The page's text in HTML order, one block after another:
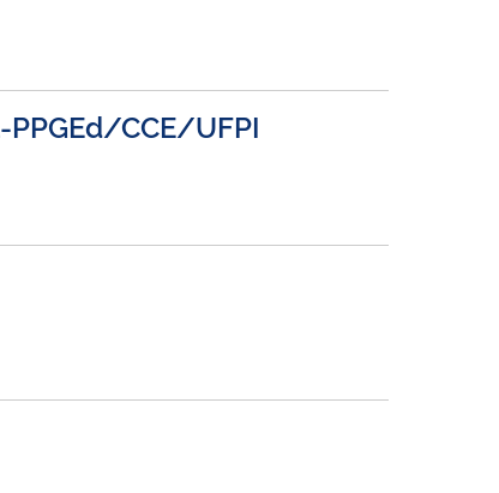
CCE/UFPI